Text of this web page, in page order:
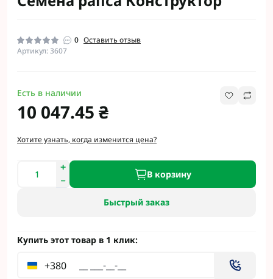
0 Оставить отзыв
Артикул: 3607
Есть в наличии
10 047.45 ₴
Хотите узнать, когда изменится цена?
В корзину
Быстрый заказ
Купить этот товар в 1 клик:
+380